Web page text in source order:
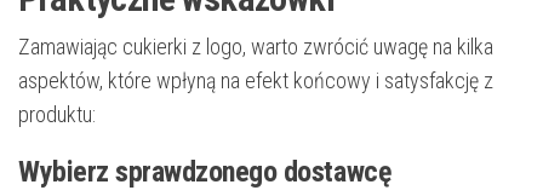
Zamawiając cukierki z logo, warto zwrócić uwagę na kilka
aspektów, które wpłyną na efekt końcowy i satysfakcję z
produktu:
Wybierz sprawdzonego dostawcę